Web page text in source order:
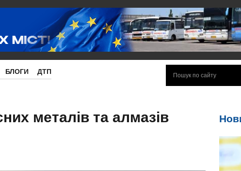
БЛОГИ ДТП
металів та алмазів